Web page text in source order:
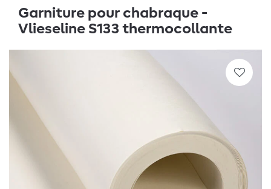
Garniture pour chabraque -
Vlieseline S133 thermocollante